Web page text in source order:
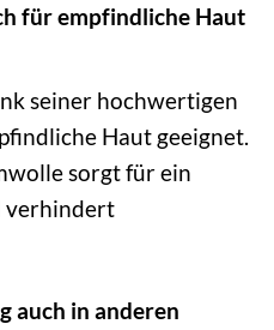
für empfindliche Haut
seiner hochwertigen
Haut geeignet.
sorgt für ein
verhindert
auch in anderen